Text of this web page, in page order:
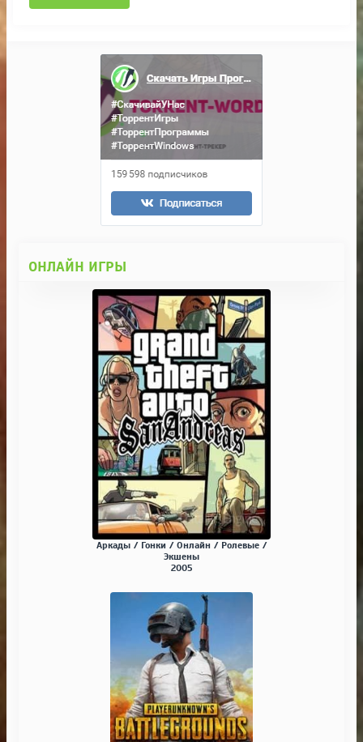
ОНЛАЙН ИГРЫ
Аркады / Гонки / Онлайн / Ролевые /
Экшены
2005